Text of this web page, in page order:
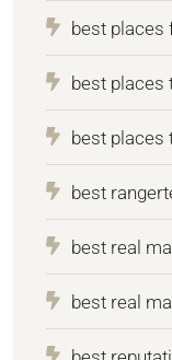
best places
best places
best places
best
best real
best real